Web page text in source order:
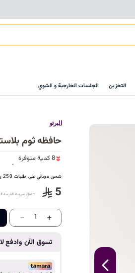
التخزين الجلسات الخارجية و الشوي
البرتو
حافظه ثوم
8 كمية متوفرة
8 كمية متوفرة
شحن مجاني على طلبات 250
5 شامل ضريبة القيمة
- 1 +
تسوق الآن وادفع